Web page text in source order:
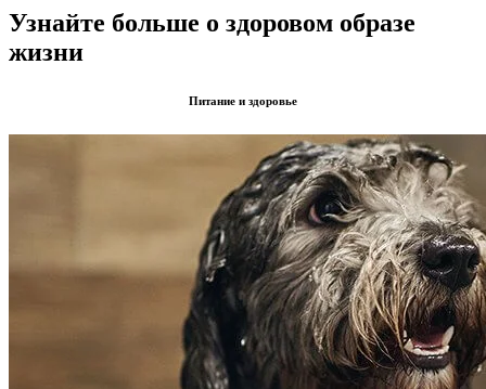
Узнайте больше о здоровом образе
жизни
Питание и здоровье